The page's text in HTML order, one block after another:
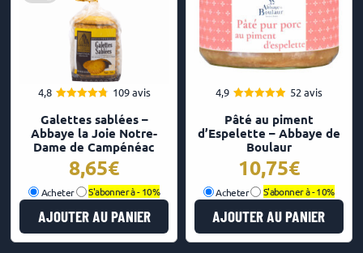
4,8
sur 5
109 avis
Galettes sablées –
Abbaye la Joie Notre-
Dame de Campénéac
8,65
Acheter S'abonner à -10%
AJOUTER AU PANIER
4,9
sur 5
52 avis
Pâté au piment
d’Espelette – Abbaye de
Boulaur
10,75
Acheter S'abonner à -10%
AJOUTER AU PANIER